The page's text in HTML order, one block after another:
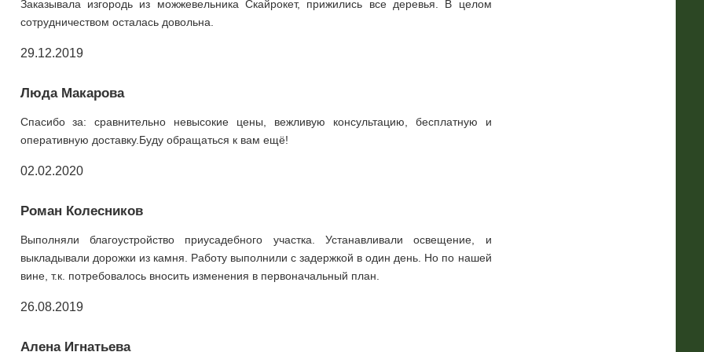
Заказывала изгородь из можжевельника Скайрокет, прижились все деревья. В целом
сотрудничеством осталась довольна.
29.12.2019
Люда Макарова
Спасибо за: сравнительно невысокие цены, вежливую консультацию, бесплатную и
оперативную доставку.Буду обращаться к вам ещё!
02.02.2020
Роман Колесников
Выполняли благоустройство приусадебного участка. Устанавливали освещение, и
выкладывали дорожки из камня. Работу выполнили с задержкой в один день. Но по нашей
вине, т.к. потребовалось вносить изменения в первоначальный план.
26.08.2019
Алена Игнатьева